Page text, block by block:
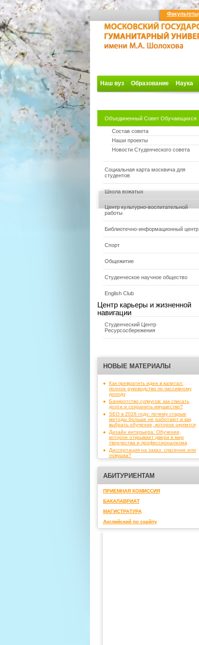
Факультеты
Наш вуз Образование Наука
Объединенный Совет Обучающихся
Состав совета
Наши проекты
Новости Студенческого совета
Социальная карта москвича для
студентов
Школа вожатых
Центр культурно-воспитательной
работы
Библиотечно-информационный центр
Спорт
Общежитие
Студенческое научное общество
English Club
Центр карьеры и жизненной
навигации
Студенческий Центр
Ресурсосбережения
НОВЫЕ МАТЕРИАЛЫ
Как превратить идеи в капитал:
полное руководство по пассивному
доходу
Банкротство супругов: как списать
долги и сохранить имущество?
SEO в 2026 году: почему старые
методы больше не работают и как
выбрать обучение, которое окупится
Дизайн интерьера: Обучение,
которое открывает двери в мир
творчества и профессионализма
Диссертация на заказ: спасение или
ловушка?
АБИТУРИЕНТАМ
ПРИЕМНАЯ КОМИССИЯ
БАКАЛАВРИАТ
МАГИСТРАТУРА
Английский по скайпу